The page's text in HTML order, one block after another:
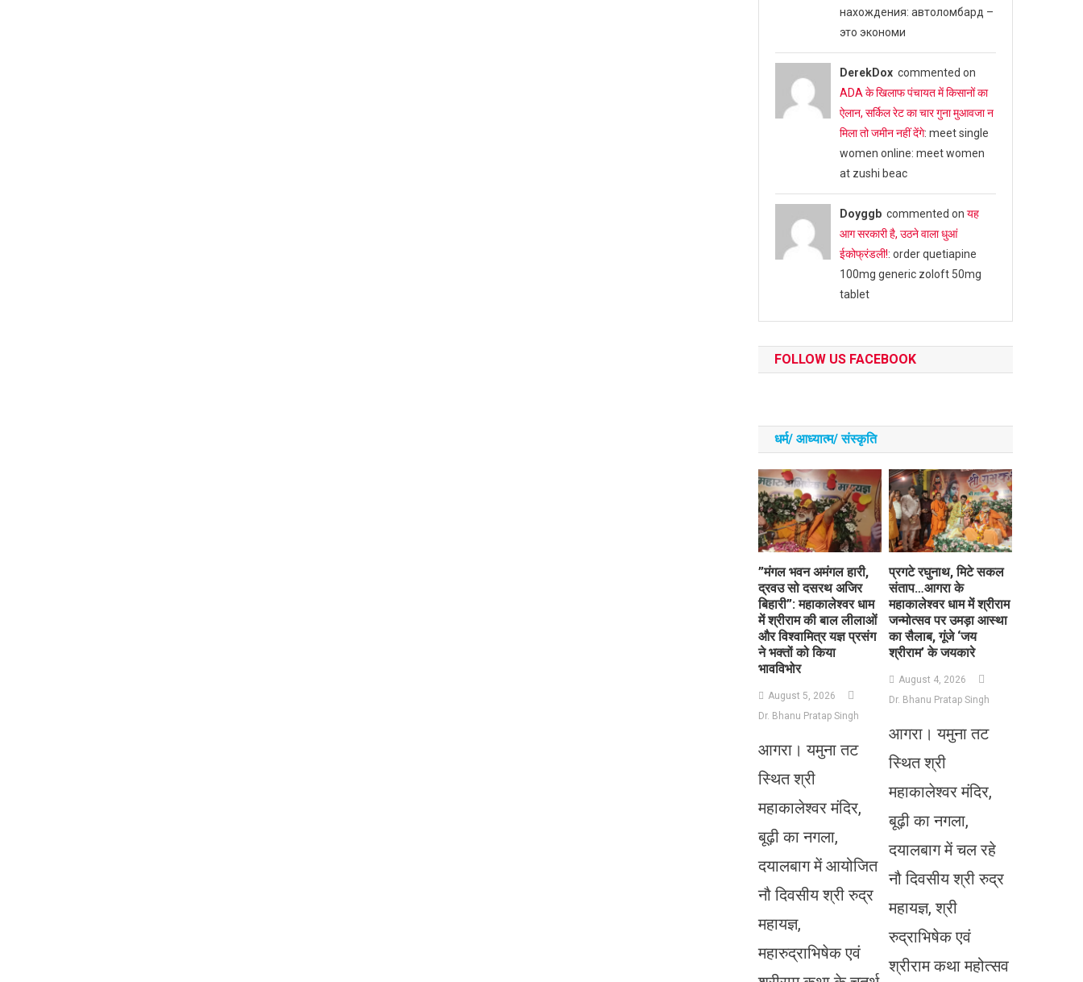
нахождения: автоломбард –
это экономи
DerekDoxcommented on
ADA के खिलाफ पंचायत में किसानों का
ऐलान, सर्किल रेट का चार गुना मुआवजा न
मिला तो जमीन नहीं देंगे: meet single
women online: meet women
at zushi beac
Doyggbcommented on यह
आग सरकारी है, उठने वाला धुआं
ईकोफ्रंडली!: order quetiapine
100mg generic zoloft 50mg
tablet
FOLLOW US FACEBOOK
धर्म/ आध्‍यात्‍म/ संस्‍कृति
​”मंगल भवन अमंगल हारी,
द्रवउ सो दसरथ अजिर
बिहारी”: महाकालेश्वर धाम
में श्रीराम की बाल लीलाओं
और विश्वामित्र यज्ञ प्रसंग
ने भक्तों को किया
भावविभोर
August 5, 2026
Dr. Bhanu Pratap Singh
आगरा। यमुना तट
स्थित श्री
महाकालेश्वर मंदिर,
बूढ़ी का नगला,
दयालबाग में आयोजित
नौ दिवसीय श्री रुद्र
महायज्ञ,
महारुद्राभिषेक एवं
प्रगटे रघुनाथ, मिटे सकल
संताप…आगरा के
महाकालेश्वर धाम में श्रीराम
जन्मोत्सव पर उमड़ा आस्था
का सैलाब, गूंजे ‘जय
श्रीराम’ के जयकारे
August 4, 2026
Dr. Bhanu Pratap Singh
आगरा। यमुना तट
स्थित श्री
महाकालेश्वर मंदिर,
बूढ़ी का नगला,
दयालबाग में चल रहे
नौ दिवसीय श्री रुद्र
महायज्ञ, श्री
रुद्राभिषेक एवं
श्रीराम कथा महोत्सव